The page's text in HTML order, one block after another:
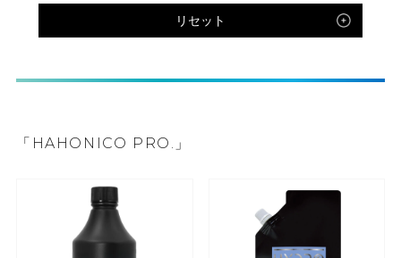
リセット
「HAHONICO PRO.」